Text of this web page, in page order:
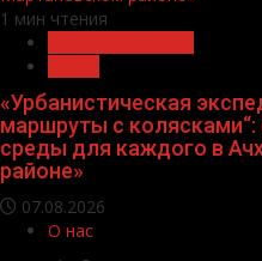
1 мин чтения
«Урбанистическая
маршруты с
среды для каждого в
районе»
07.08.2026
О нас